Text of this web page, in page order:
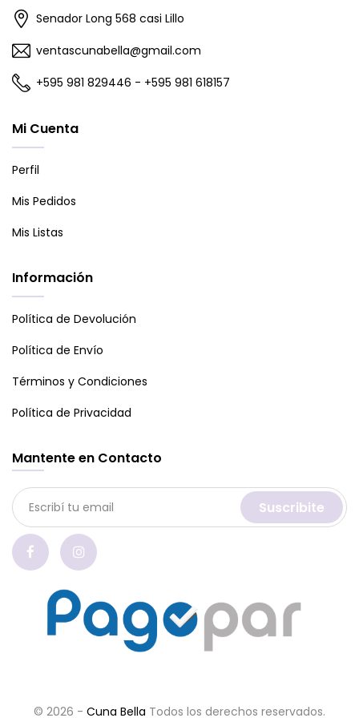
Senador Long 568 casi Lillo
ventascunabella@gmail.com
+595 981 829446 - +595 981 618157
Mi Cuenta
Perfil
Mis Pedidos
Mis Listas
Información
Política de Devolución
Política de Envío
Términos y Condiciones
Política de Privacidad
Mantente en Contacto
Suscribite
© 2026 - Cuna Bella Todos los derechos reservados.